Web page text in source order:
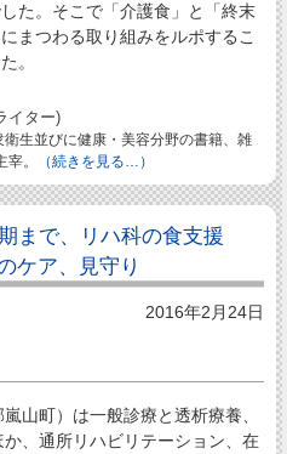
た。そこで「介護食」と「終末
まつわる取り組みをルポするこ
。
イター)
生並びに健康・美容分野の書籍、雑
。
（続きを見る…）
まで、リハ科の食支援
ケア、見守り
2016年2月24日
山町）は一般診療と透析療養、
、通所リハビリテーション、在